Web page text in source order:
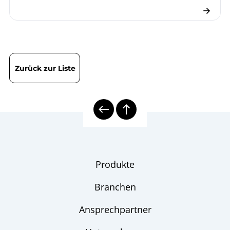
Zurück zur Liste
Produkte
Branchen
Ansprechpartner